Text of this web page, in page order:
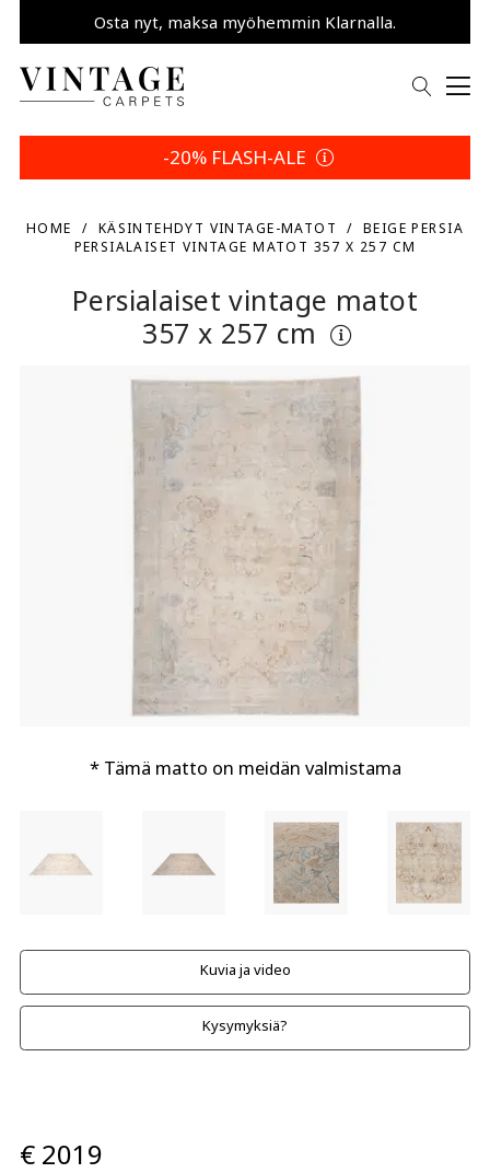
Säästä 5 % | Palautusehtosi
Osta nyt, maksa myöhemmin Klarnalla.
-20% FLASH-ALE
HOME KÄSINTEHDYT VINTAGE-MATOT
BEIGE PERSIA
PERSIALAISET VINTAGE MATOT 357 X 257 CM
Persialaiset vintage matot
357 x 257 cm
* Tämä matto on meidän valmistama
Kuvia ja video
Kysymyksiä?
€ 2019